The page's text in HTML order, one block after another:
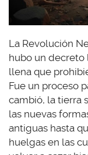
La Revolución
hubo un decreto
llena que
Fue un proceso
cambió, la tierra
las nuevas
antiguas hasta
huelgas en las